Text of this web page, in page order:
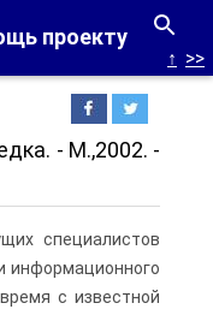
проекту
↑ >>
- M.,2002. -
специалистов
информационного
с известной